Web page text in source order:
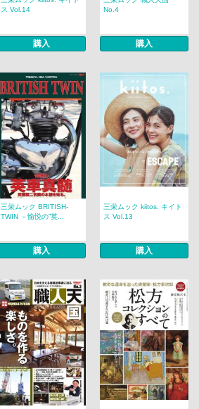
ス Vol.14
購入
No.4
購入
三栄ムック BRITISH-
TWIN －愉悦の”英...
購入
三栄ムック kiitos. キイト
ス Vol.13
購入